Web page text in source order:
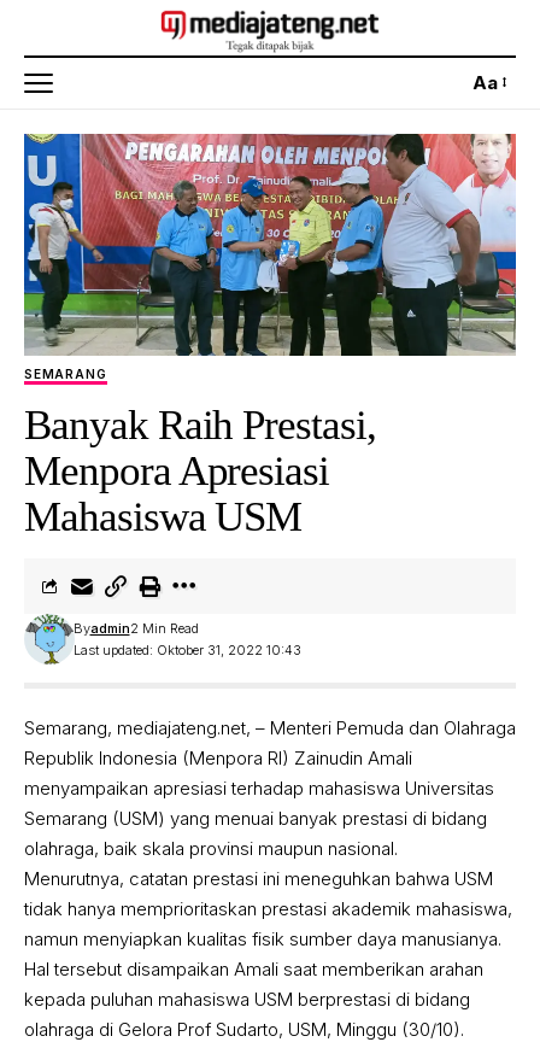
Aa
SEMARANG
Banyak Raih Prestasi,
Menpora Apresiasi
Mahasiswa USM
Last updated: Oktober 31, 2022 10:43
Byadmin2 Min Read
Semarang, mediajateng.net, – Menteri Pemuda dan Olahraga
Republik Indonesia (Menpora RI) Zainudin Amali
menyampaikan apresiasi terhadap mahasiswa Universitas
Semarang (USM) yang menuai banyak prestasi di bidang
olahraga, baik skala provinsi maupun nasional.
Menurutnya, catatan prestasi ini meneguhkan bahwa USM
tidak hanya memprioritaskan prestasi akademik mahasiswa,
namun menyiapkan kualitas fisik sumber daya manusianya.
Hal tersebut disampaikan Amali saat memberikan arahan
kepada puluhan mahasiswa USM berprestasi di bidang
olahraga di Gelora Prof Sudarto, USM, Minggu (30/10).